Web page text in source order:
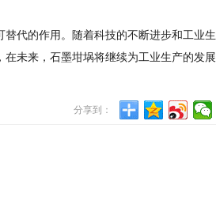
代的作用。随着科技的不断进步和工业
未来，石墨坩埚将继续为工业生产的发展
分享到：